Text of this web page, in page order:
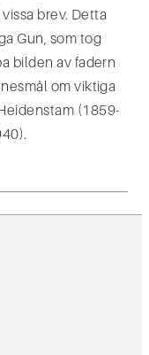
brev. Detta
Gun, som tog
bilden av fadern
om viktiga
(1859-